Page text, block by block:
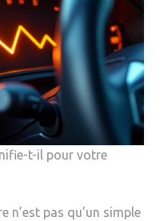
t-il pour votre
n’est pas qu’un simple